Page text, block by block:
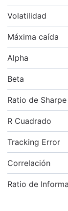
Volatilidad
Máxima caída
Alpha
Beta
Ratio de Sharpe
R Cuadrado
Tracking Error
Correlación
Ratio de